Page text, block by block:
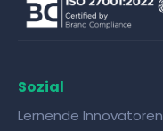
Sozial
Lernende Innovatoren